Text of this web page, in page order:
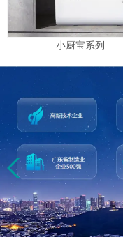
小厨宝系列